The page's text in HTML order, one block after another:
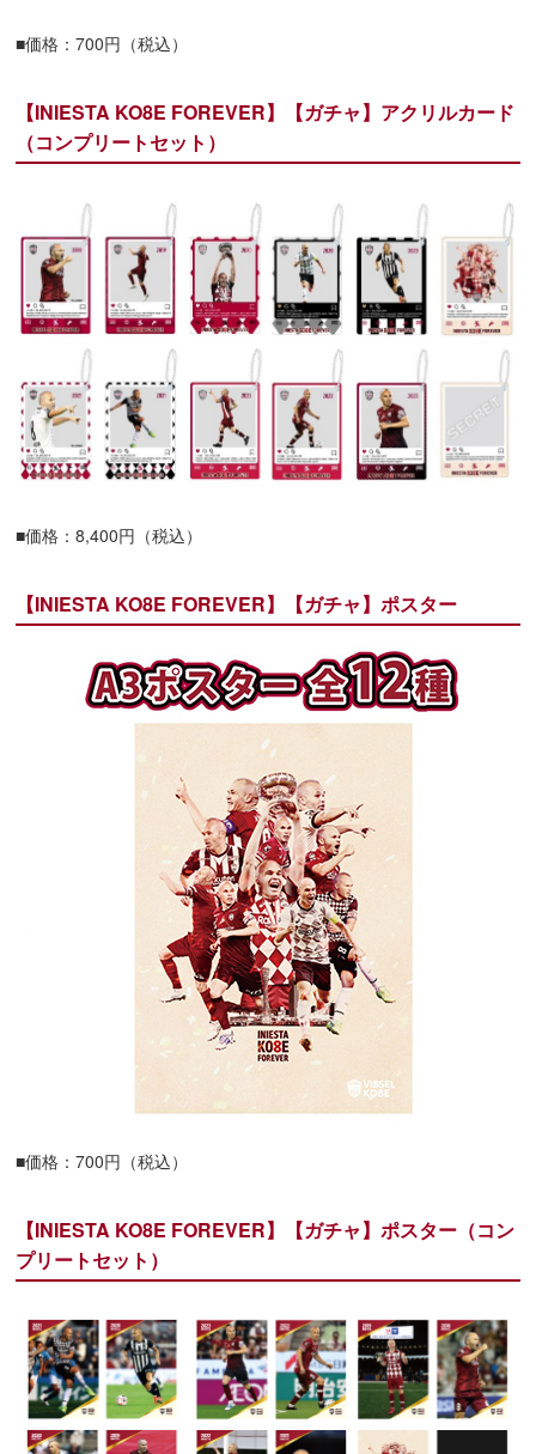
■価格：700円（税込）
【INIESTA KO8E FOREVER】【ガチャ】アクリルカード
（コンプリートセット）
■価格：8,400円（税込）
【INIESTA KO8E FOREVER】【ガチャ】ポスター
■価格：700円（税込）
【INIESTA KO8E FOREVER】【ガチャ】ポスター（コン
プリートセット）